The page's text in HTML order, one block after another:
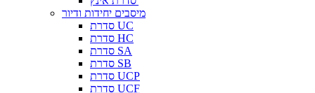
מיסבים יחידות ודיור
סדרת UC
סדרת HC
סדרת SA
סדרת SB
סדרת UCP
סדרת UCF